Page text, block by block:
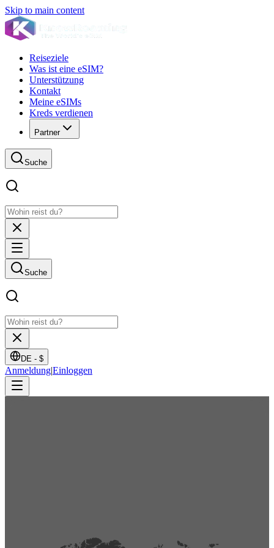
Skip to main content
Reiseziele
Was ist eine eSIM?
Unterstützung
Kontakt
Meine eSIMs
Kreds verdienen
Partner
Suche
Suche
DE - $
Anmeldung|Einloggen